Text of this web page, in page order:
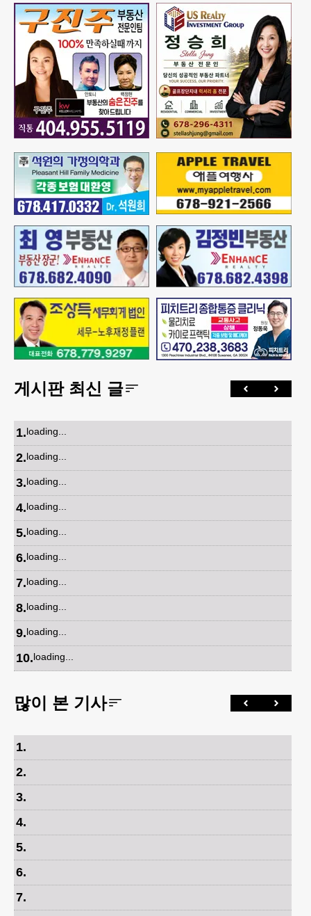
게시판 최신 글
1.loading...
2.loading...
3.loading...
4.loading...
5.loading...
6.loading...
7.loading...
8.loading...
9.loading...
10.loading...
많이 본 기사
1.
2.
3.
4.
5.
6.
7.